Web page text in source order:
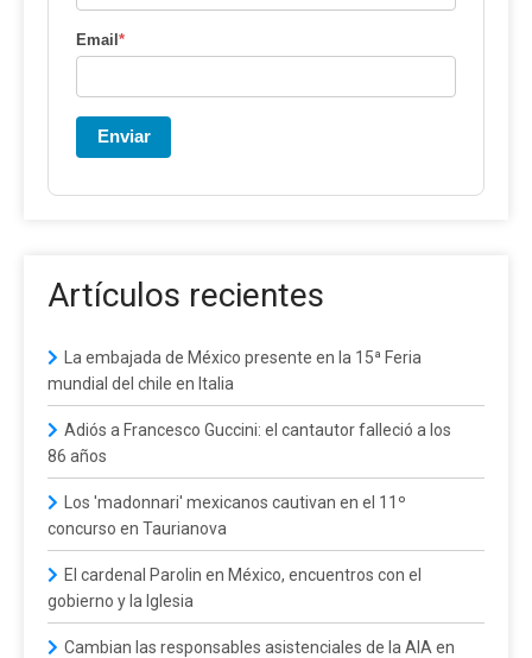
Email*
Enviar
Artículos recientes
La embajada de México presente en la 15ª Feria
mundial del chile en Italia
Adiós a Francesco Guccini: el cantautor falleció a los
86 años
Los 'madonnari' mexicanos cautivan en el 11º
concurso en Taurianova
El cardenal Parolin en México, encuentros con el
gobierno y la Iglesia
Cambian las responsables asistenciales de la AIA en